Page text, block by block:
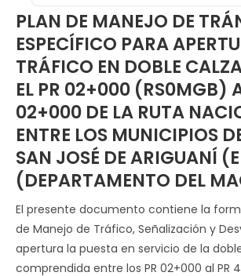
PLAN DE MANEJO DE
ESPECÍFICO PARA
TRÁFICO EN DOBLE
EL PR 02+000 (RS0MGB)
02+000 DE LA RUTA
ENTRE LOS MUNICIPIOS
SAN JOSÉ DE ARIGUANÍ
(DEPARTAMENTO DEL
El presente documento contiene la
de Manejo de Tráfico, Señalización y
apertura la puesta en servicio de la
comprendida entre los PR 02+000 al PR